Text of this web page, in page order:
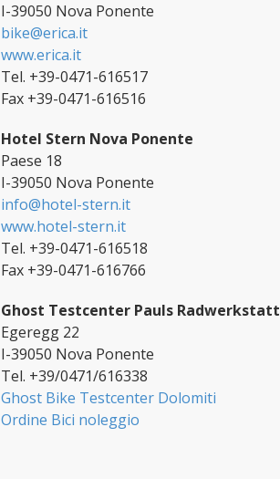
I-39050 Nova Ponente
bike@erica.it
www.erica.it
Tel. +39-0471-616517
Fax +39-0471-616516
Hotel Stern Nova Ponente
Paese 18
I-39050 Nova Ponente
info@hotel-stern.it
www.hotel-stern.it
Tel. +39-0471-616518
Fax +39-0471-616766
Ghost Testcenter Pauls Radwerkstatt
Egeregg 22
I-39050 Nova Ponente
Tel. +39/0471/616338
Ghost Bike Testcenter Dolomiti
Ordine Bici noleggio